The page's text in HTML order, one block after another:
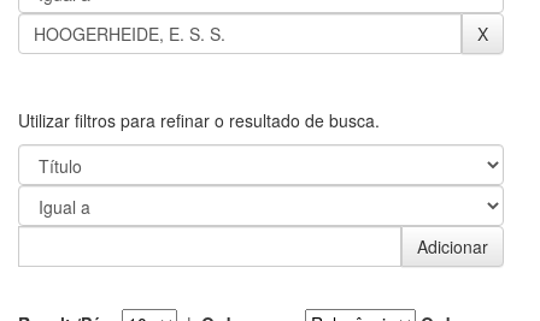
Utilizar filtros para refinar o resultado de busca.